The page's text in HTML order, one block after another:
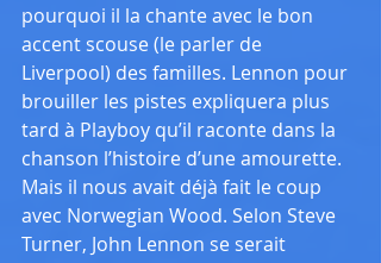
pourquoi il la chante avec le bon
accent scouse (le parler de
Liverpool) des familles. Lennon pour
brouiller les pistes expliquera plus
tard à Playboy qu’il raconte dans la
chanson l’histoire d’une amourette.
Mais il nous avait déjà fait le coup
avec Norwegian Wood. Selon Steve
Turner, John Lennon se serait